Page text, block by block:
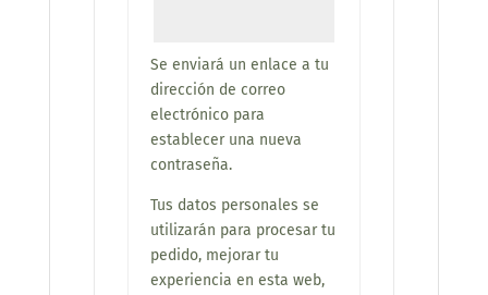
Se enviará un enlace a tu
dirección de correo
electrónico para
establecer una nueva
contraseña.
Tus datos personales se
utilizarán para procesar tu
pedido, mejorar tu
experiencia en esta web,